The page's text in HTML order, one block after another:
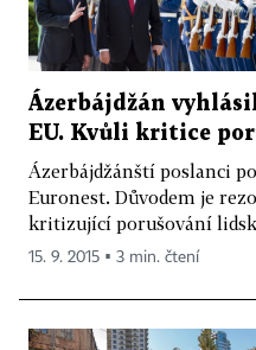
Ázerbájdžán
EU. Kvůli kritice
Ázerbájdžánští poslanci
Euronest. Důvodem je
kritizující porušování
15. 9. 2015 ▪ 3 min. čtení